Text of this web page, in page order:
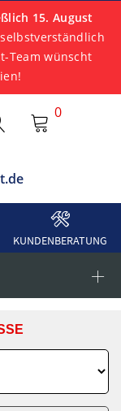
15. August
Team wünscht
0
KUNDENBERATUNG